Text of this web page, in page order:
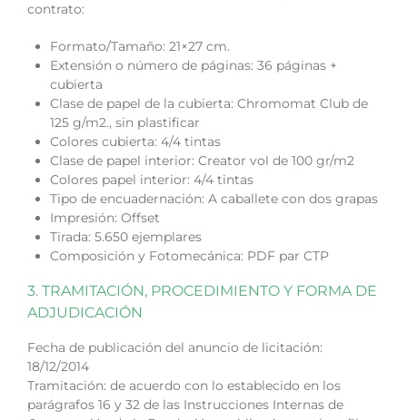
contrato:
Formato/Tamaño: 21×27 cm.
Extensión o número de páginas: 36 páginas +
cubierta
Clase de papel de la cubierta: Chromomat Club de
125 g/m2., sin plastificar
Colores cubierta: 4/4 tintas
Clase de papel interior: Creator vol de 100 gr/m2
Colores papel interior: 4/4 tintas
Tipo de encuadernación: A caballete con dos grapas
Impresión: Offset
Tirada: 5.650 ejemplares
Composición y Fotomecánica: PDF par CTP
3. TRAMITACIÓN, PROCEDIMIENTO Y FORMA DE
ADJUDICACIÓN
Fecha de publicación del anuncio de licitación:
18/12/2014
Tramitación: de acuerdo con lo establecido en los
parágrafos 16 y 32 de las Instrucciones Internas de